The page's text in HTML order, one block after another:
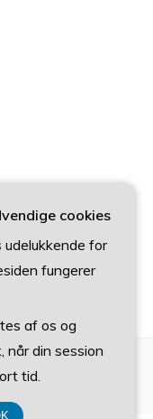
cookies
for
fungerer
af os og
når din session
tid.